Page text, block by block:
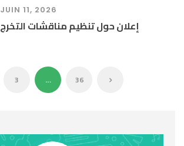
JUIN 11, 2026
إعلان حول تنظيم مناقشات التخرج
3 … 36